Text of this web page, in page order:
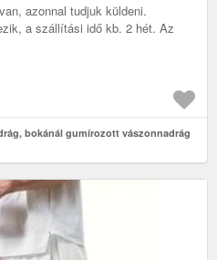
azonnal tudjuk küldeni.
a szállítási idő kb. 2 hét. Az
bokánál gumírozott vászonnadrág